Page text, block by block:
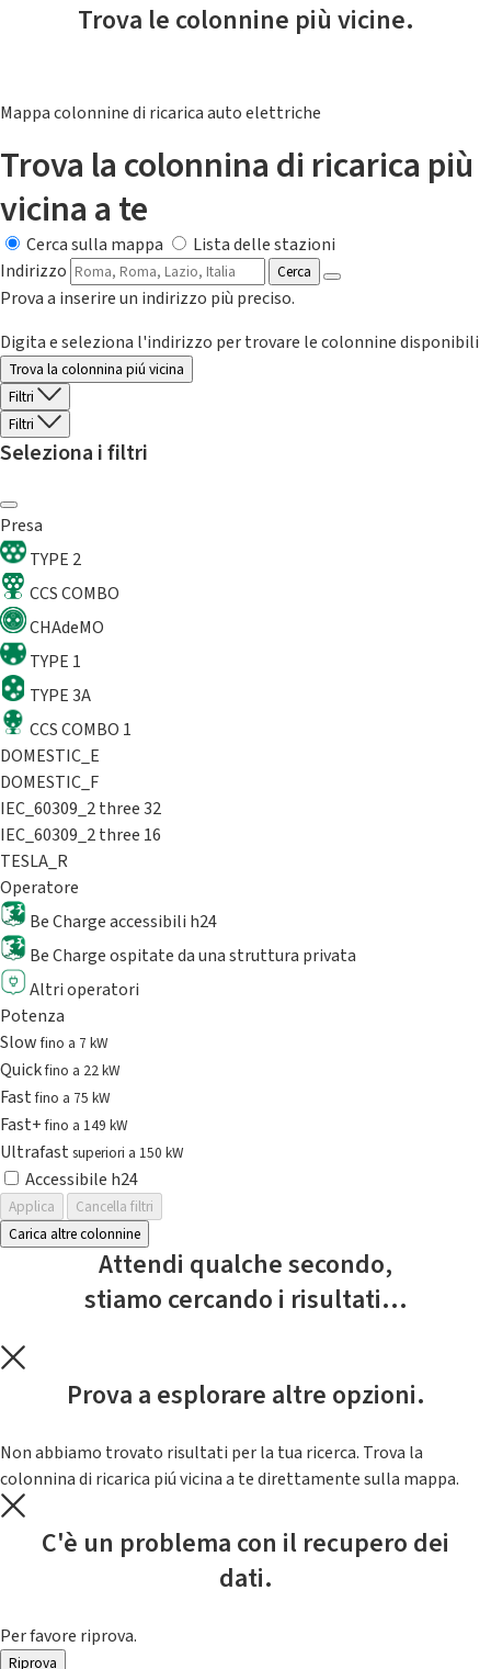
Trova le colonnine più vicine.
Mappa colonnine di ricarica auto elettriche
Trova la colonnina di ricarica più
vicina a te
Cerca sulla mappa
Lista delle stazioni
Indirizzo
Cerca
Prova a inserire un indirizzo più preciso.
Digita e seleziona l'indirizzo per trovare le colonnine disponibili
Trova la colonnina piú vicina
Filtri
Filtri
Seleziona i filtri
Presa
TYPE 2
CCS COMBO
CHAdeMO
TYPE 1
TYPE 3A
CCS COMBO 1
DOMESTIC_E
DOMESTIC_F
IEC_60309_2 three 32
IEC_60309_2 three 16
TESLA_R
Operatore
Be Charge accessibili h24
Be Charge ospitate da una struttura privata
Altri operatori
Potenza
Slowfino a 7 kW
Quickfino a 22 kW
Fastfino a 75 kW
Fast+fino a 149 kW
Ultrafast superiori a 150 kW
Accessibile h24
Applica
Cancella filtri
Carica altre colonnine
Attendi qualche secondo,
stiamo cercando i risultati...
Prova a esplorare altre opzioni.
Non abbiamo trovato risultati per la tua ricerca. Trova la
colonnina di ricarica piú vicina a te direttamente sulla mappa.
C'è un problema con il recupero dei
dati.
Per favore riprova.
Riprova